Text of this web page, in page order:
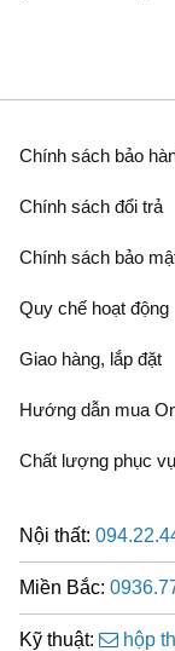
Chính sách bảo
Chính sách đổi trả
Chính sách bảo
Quy chế hoạt động
Giao hàng, lắp đặt
Hướng dẫn mua
Chất lượng phục vụ
Nội thất:
Miền Bắc:
Kỹ thuật: hộp